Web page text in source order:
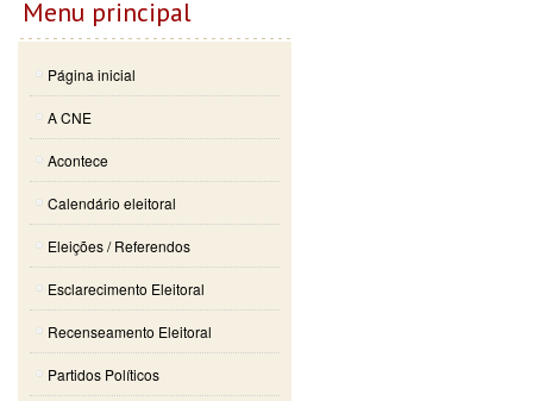
Menu principal
Página inicial
A CNE
Acontece
Calendário eleitoral
Eleições / Referendos
Esclarecimento Eleitoral
Recenseamento Eleitoral
Partidos Políticos